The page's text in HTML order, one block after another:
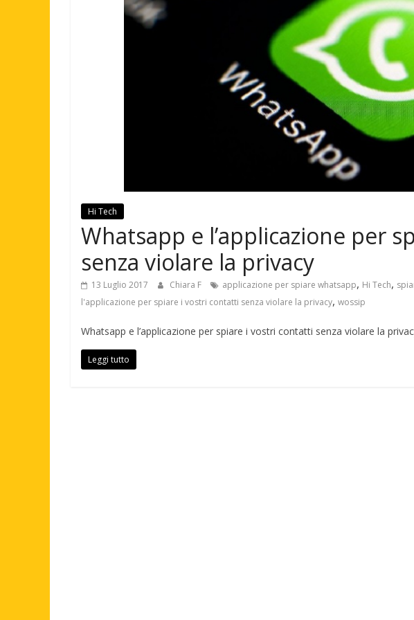
Hi Tech
Whatsapp e l’applicazione per
senza violare la privacy
13 Luglio 2017 Chiara F applicazione per spiare whatsapp, Hi Tech,
l'applicazione per spiare i vostri contatti senza violare la privacy, wossip
Whatsapp e l’applicazione per spiare i vostri contatti senza violare la
Leggi tutto